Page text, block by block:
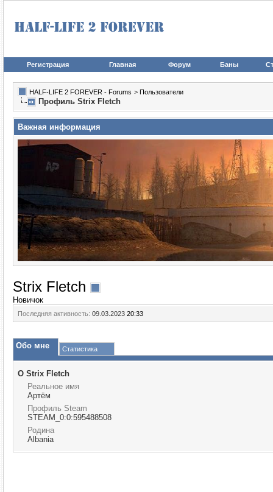
Регистрация Главная Форум Баны
HALF-LIFE 2 FOREVER - Forums > Пользователи
Профиль Strix Fletch
Важная информация
Strix Fletch
Новичок
Последняя активность: 09.03.2023 20:33
Обо мне Статистика
О Strix Fletch
Реальное имя
Артём
Профиль Steam
STEAM_0:0:595488508
Родина
Albania